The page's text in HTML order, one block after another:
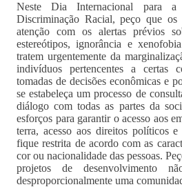
Neste Dia Internacional para a
Discriminação Racial, peço que os
atenção com os alertas prévios
estereótipos, ignorância e
tratem urgentemente da
indivíduos pertencentes a certas
tomadas de decisões econômicas e
se estabeleça um processo de
diálogo com todas as partes da
esforços para garantir o acesso aos
terra, acesso aos direitos políticos e
fique restrita de acordo com as
cor ou nacionalidade das pessoas.
projetos de desenvolvimento
desproporcionalmente uma